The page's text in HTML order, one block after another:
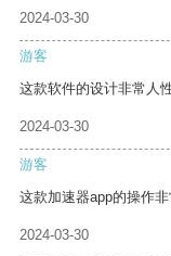
2024-03-30
游客
这款软件的设计非常人
2024-03-30
游客
这款加速器app的操作
2024-03-30